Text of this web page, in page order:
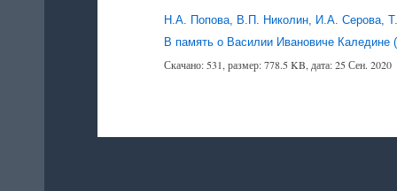
Н.А. Попова, В.П. Николин, И.А. Серова,
В память о Василии Ивановиче Каледине
Скачано: 531, размер: 778.5 KB, дата: 25 Сен. 2020